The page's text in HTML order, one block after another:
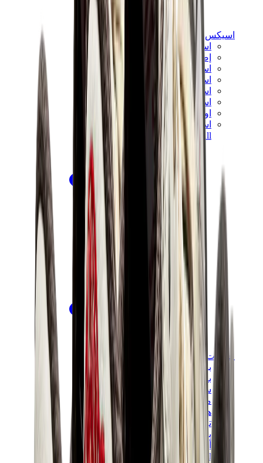
اسيكس
اسيكس الأكثر مبيعاً
إصدارات اسيكس الجديدة
اسيكس جل-كايانو
اسيكس جل-NYC
اسيكس GT-2160
اسيكس جل-1130
اونيتسوكا تايغر مكسيكو 66
اسيكس جل-نيمبوس
View All
اسيكس
علامات أخرى
بوما
بايب
سالومون
ميزون ميهارا
هوكا
تيمبرلاند
بيركنستوك
أغ
View All
علامات أخرى